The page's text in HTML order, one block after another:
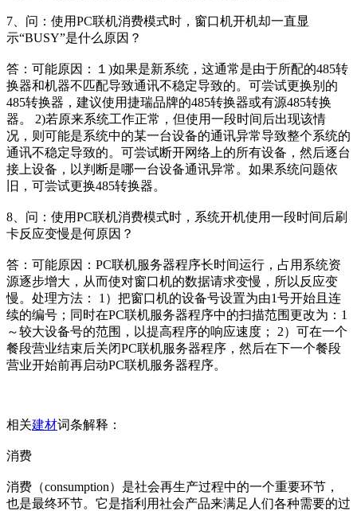
7、问：使用PC联机消费模式时，窗口机开机却一直显
示“BUSY”是什么原因？
答：可能原因：１)如果是新系统，这通常是由于所配的485转
换器和机器不匹配导致通讯不稳定导致的。可尝试更换别的
485转换器，建议使用捷瑞品牌的485转换器或有源485转换
器。 2)若原来系统工作正常，但使用一段时间后出现该情
况，则可能是系统中的某一台设备的通讯异常导致整个系统的
通讯不稳定导致的。可尝试断开网络上的所有设备，然后逐台
接上设备，以判断是哪一台设备通讯异常。如果系统问题依
旧，可尝试更换485转换器。
8、问：使用PC联机消费模式时，系统开机使用一段时间后刷
卡反应变慢是何原因？
答：可能原因：PC联机服务器程序长时间运行，占用系统资
源逐步增大，从而使对窗口机的数据请求变慢，所以反应变
慢。处理方法： 1）把窗口机的设备号设置为由1号开始且连
续的编号；同时在PC联机服务器程序中的扫描范围更改为：1
～较大设备号的范围，以提高程序的响应速度； 2）可在一个
餐段营业结束后关闭PC联机服务器程序，然后在下一个餐段
营业开始前再启动PC联机服务器程序。
相关建材词条解释：
消费
消费（consumption）是社会再生产过程中的一个重要环节，
也是最终环节。它是指利用社会产品来满足人们各种需要的过